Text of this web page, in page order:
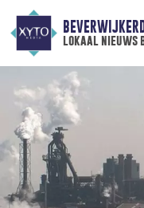
lokaal nieuws